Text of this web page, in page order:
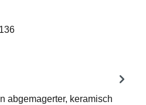
abgemagerter, keramisch